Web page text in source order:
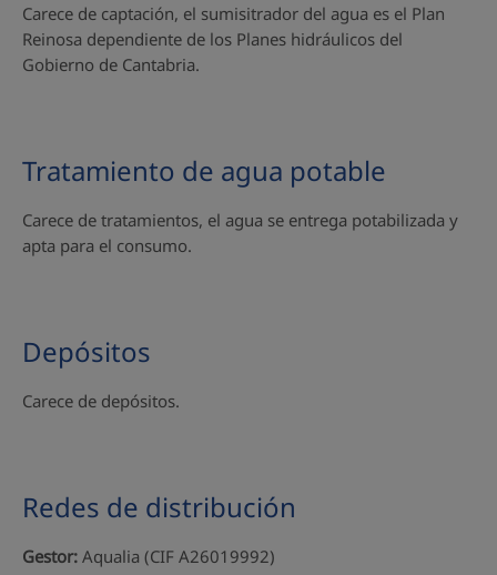
Carece de captación, el sumisitrador del agua es el Plan
Reinosa dependiente de los Planes hidráulicos del
Gobierno de Cantabria.
Tratamiento de agua potable
Carece de tratamientos, el agua se entrega potabilizada y
apta para el consumo.
Depósitos
Carece de depósitos.
Redes de distribución
Gestor: Aqualia (CIF A26019992)